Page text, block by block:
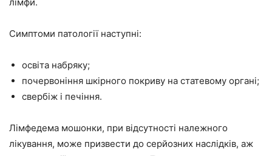
Симптоми патології наступні:
освіта набряку;
почервоніння шкірного покриву на статевому органі;
свербіж і печіння.
Лімфедема мошонки, при відсутності належного
лікування, може призвести до серйозних наслідків, аж